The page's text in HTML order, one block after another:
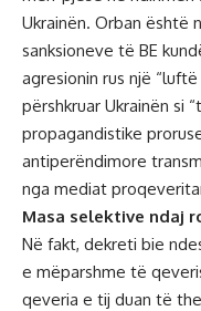
Ukrainën. Orban është
sanksioneve të BE
agresionin rus një
përshkruar Ukrainën si
propagandistike
antiperëndimore
nga mediat
Masa selektive ndaj
Në fakt, dekreti bie
e mëparshme të
qeveria e tij duan të